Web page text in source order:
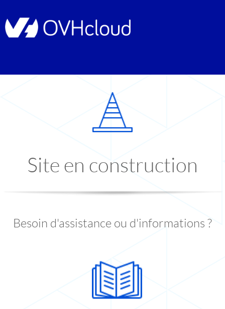
Site en construction
Besoin d'assistance ou d'informations ?